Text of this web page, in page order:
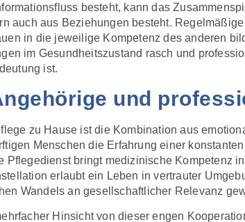
besteht, kann das
auch aus Beziehungen besteht.
in die jeweilige Kompetenz des anderen
im Gesundheitszustand rasch und
ist.
und
zu Hause ist die Kombination aus
Menschen die Erfahrung einer
Pflegedienst bringt medizinische Kompetenz
erlaubt ein Leben in vertrauter
Wandels an gesellschaftlicher Relevanz
Hinsicht von dieser engen